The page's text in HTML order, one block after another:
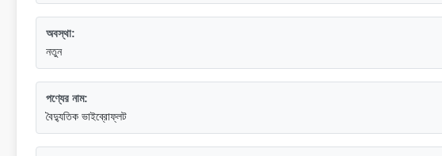
অবস্থা:
নতুন
পণ্যের নাম:
বৈদ্যুতিক ভাইব্রোফ্লট